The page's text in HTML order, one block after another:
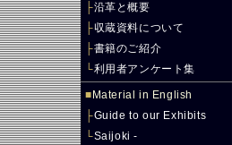
├沿革と概要
├収蔵資料について
├書籍のご紹介
└利用者アンケート集
■ Material in English
├Guide to our Exhibits
└Saijoki -